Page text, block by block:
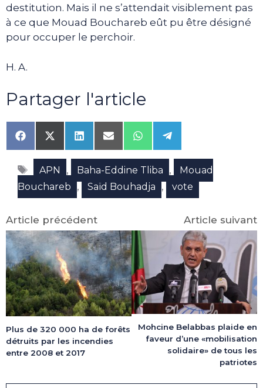
destitution. Mais il ne s’attendait visiblement pas
à ce que Mouad Bouchareb eût pu être désigné
pour occuper le perchoir.
H. A.
Partager l'article
Share
on
Facebook
Share
on
X
(Twitter)
Share
on
LinkedIn
Share
on
Email
Share
on
WhatsApp
Share
on
Telegram
Étiquettes
APN , Baha-Eddine Tliba ,
Mouad
Bouchareb
, Saïd Bouhadja , vote
Article précédent
Plus de 320 000 ha de forêts
détruits par les incendies
entre 2008 et 2017
Article suivant
Mohcine Belabbas plaide en
faveur d’une «mobilisation
solidaire» de tous les
patriotes